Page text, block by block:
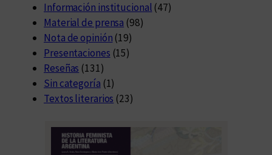
Información institucional (47)
Material de prensa (98)
Nota de opinión (19)
Presentaciones (15)
Reseñas (131)
Sin categoría (1)
Textos literarios (23)